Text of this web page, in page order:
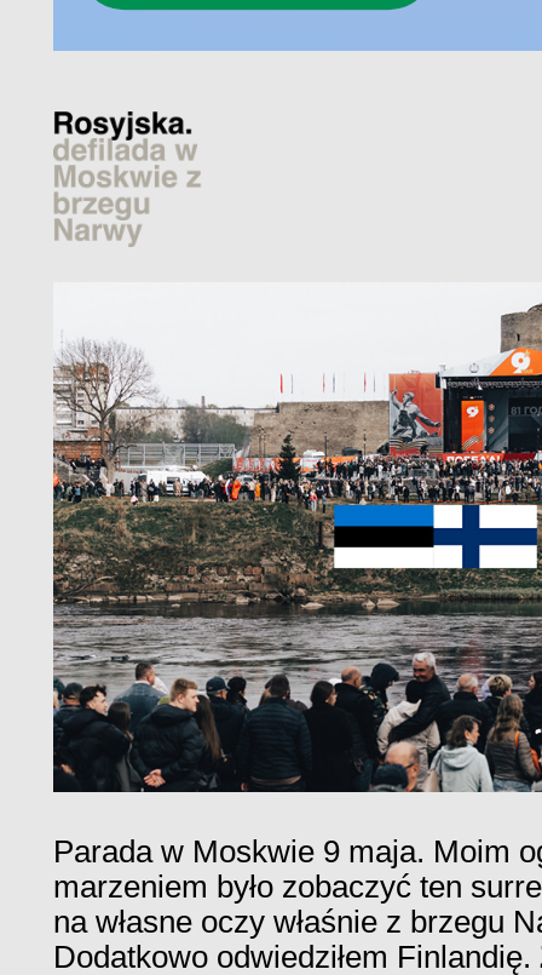
Parada w Moskwie 9 maja. Moim
marzeniem było zobaczyć ten
na własne oczy właśnie z brzegu
Dodatkowo odwiedziłem Finlandię.